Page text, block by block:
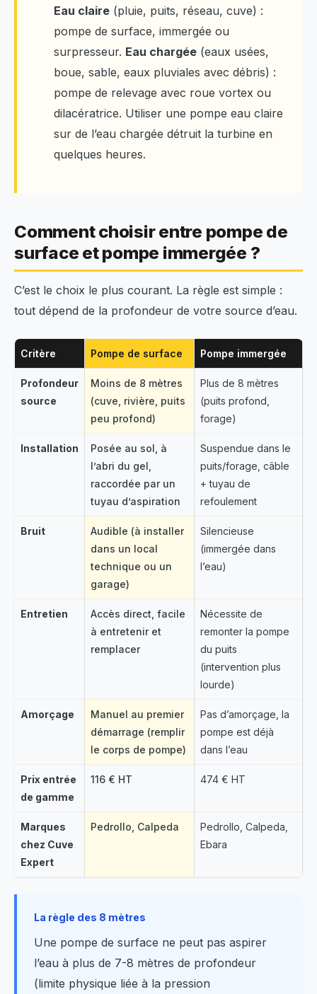
Eau claire (pluie, puits, réseau, cuve) :
pompe de surface, immergée ou
surpresseur. Eau chargée (eaux usées,
boue, sable, eaux pluviales avec débris) :
pompe de relevage avec roue vortex ou
dilacératrice. Utiliser une pompe eau claire
sur de l’eau chargée détruit la turbine en
quelques heures.
Comment choisir entre pompe de
surface et pompe immergée ?
C’est le choix le plus courant. La règle est simple :
tout dépend de la profondeur de votre source d’eau.
Critère Pompe de surface Pompe immergée
Profondeur
source
Moins de 8 mètres
(cuve, rivière, puits
peu profond)
Plus de 8 mètres
(puits profond,
forage)
Installation
Posée au sol, à
l’abri du gel,
raccordée par un
tuyau d’aspiration
Suspendue dans le
puits/forage, câble
+ tuyau de
refoulement
Bruit
Audible (à installer
dans un local
technique ou un
garage)
Silencieuse
(immergée dans
l’eau)
Entretien
Accès direct, facile
à entretenir et
remplacer
Nécessite de
remonter la pompe
du puits
(intervention plus
lourde)
Amorçage
Manuel au premier
démarrage (remplir
le corps de pompe)
Pas d’amorçage, la
pompe est déjà
dans l’eau
Prix entrée
de gamme
116 € HT 474 € HT
Marques
chez Cuve
Expert
Pedrollo, Calpeda
Pedrollo, Calpeda,
Ebara
La règle des 8 mètres
Une pompe de surface ne peut pas aspirer
l’eau à plus de 7-8 mètres de profondeur
(limite physique liée à la pression